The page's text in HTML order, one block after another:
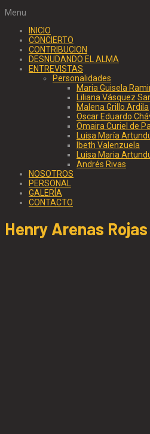
Menu
INICIO
CONCIERTO
CONTRIBUCION
DESNUDANDO EL ALMA
ENTREVISTAS
Personalidades
Maria Guisela
Liliana Vásquez
Malena Grillo Ardila
Oscar Eduardo
Omaira Curiel de
Luisa María
Ibeth Valenzuela
Luisa Maria
Andrés Rivas
NOSOTROS
PERSONAL
GALERÍA
CONTACTO
Henry Arenas Rojas